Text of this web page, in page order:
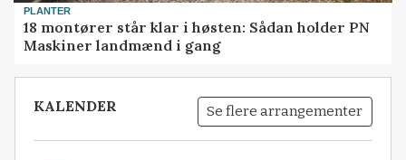
PLANTER
18 montører står klar i høsten: Sådan holder PN
Maskiner landmænd i gang
KALENDER Se flere arrangementer